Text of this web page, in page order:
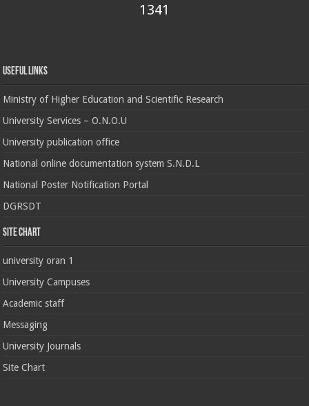
1341
Useful Links
Ministry of Higher Education and Scientific Research
University Services – O.N.O.U
University publication office
National online documentation system S.N.D.L
National Poster Notification Portal
DGRSDT
Site chart
university oran 1
University Campuses
Academic staff
Messaging
University Journals
Site Chart